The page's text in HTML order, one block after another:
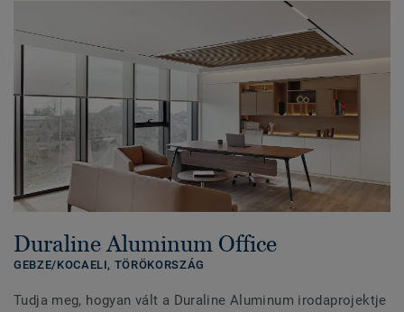
Duraline Aluminum Office
GEBZE/KOCAELI, TÖRÖKORSZÁG
Tudja meg, hogyan vált a Duraline Aluminum irodaprojektje